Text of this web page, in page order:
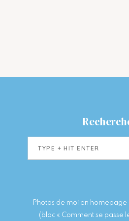
Photos de moi en homepage
(bloc « Comment se passe